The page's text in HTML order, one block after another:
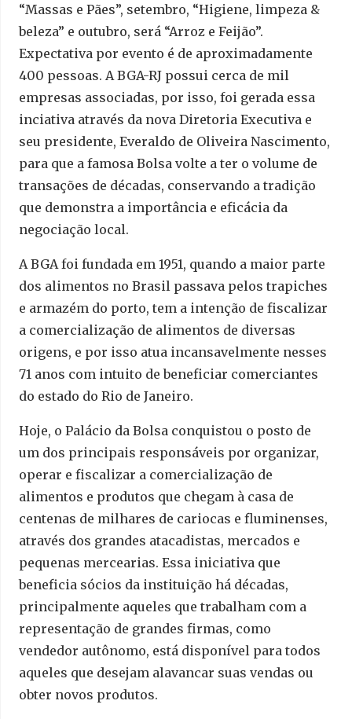
“Massas e Pães”, setembro, “Higiene, limpeza &
beleza” e outubro, será “Arroz e Feijão”.
Expectativa por evento é de aproximadamente
400 pessoas. A BGA-RJ possui cerca de mil
empresas associadas, por isso, foi gerada essa
inciativa através da nova Diretoria Executiva e
seu presidente, Everaldo de Oliveira Nascimento,
para que a famosa Bolsa volte a ter o volume de
transações de décadas, conservando a tradição
que demonstra a importância e eficácia da
negociação local.
A BGA foi fundada em 1951, quando a maior parte
dos alimentos no Brasil passava pelos trapiches
e armazém do porto, tem a intenção de fiscalizar
a comercialização de alimentos de diversas
origens, e por isso atua incansavelmente nesses
71 anos com intuito de beneficiar comerciantes
do estado do Rio de Janeiro.
Hoje, o Palácio da Bolsa conquistou o posto de
um dos principais responsáveis por organizar,
operar e fiscalizar a comercialização de
alimentos e produtos que chegam à casa de
centenas de milhares de cariocas e fluminenses,
através dos grandes atacadistas, mercados e
pequenas mercearias. Essa iniciativa que
beneficia sócios da instituição há décadas,
principalmente aqueles que trabalham com a
representação de grandes firmas, como
vendedor autônomo, está disponível para todos
aqueles que desejam alavancar suas vendas ou
obter novos produtos.